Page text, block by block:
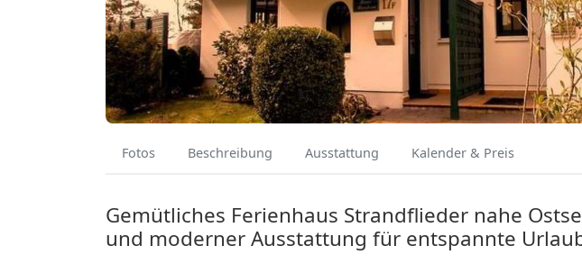
Fotos Beschreibung Ausstattung Kalender & Preis
Gemütliches Ferienhaus Strandflieder nahe
und moderner Ausstattung für entspannte